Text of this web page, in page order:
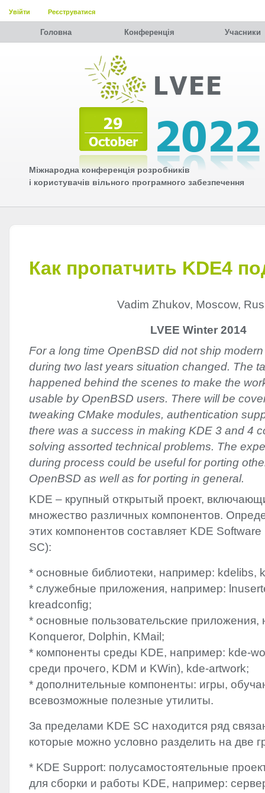
Увійти Реєструватися
Головна Конференція Учасники
Міжнародна конференція розробників
і користувачів вільного програмного забезпечення
Как пропатчить KDE4
Vadim Zhukov, Moscow,
LVEE Winter 2014
For a long time OpenBSD did not ship
during two last years situation changed. The
happened behind the scenes to make the
usable by OpenBSD users. There will be
tweaking CMake modules, authentication
there was a success in making KDE 3 and 4
solving assorted technical problems. The
during process could be useful for porting
OpenBSD as well as for porting in general.
KDE – крупный открытый проект,
множество различных компонентов.
этих компонентов составляет KDE Software
SC):
* основные библиотеки, например: kdelibs,
* служебные приложения, например:
kreadconfig;
* основные пользовательские приложения,
Konqueror, Dolphin, KMail;
* компоненты среды KDE, например: kde-
среди прочего, KDM и KWin), kde-artwork;
* дополнительные компоненты: игры,
всевозможные полезные утилиты.
За пределами KDE SC находится ряд
которые можно условно разделить на две
* KDE Support: полусамостоятельные
для сборки и работы KDE, например: